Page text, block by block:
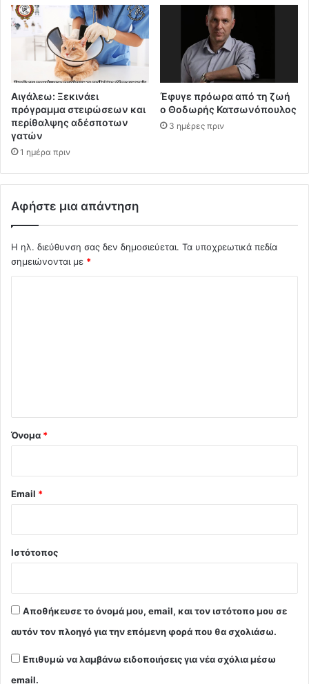
Αιγάλεω: Ξεκινάει
πρόγραμμα στειρώσεων και
περίθαλψης αδέσποτων
γατών
1 ημέρα πριν
Έφυγε πρόωρα από τη ζωή
ο Θοδωρής Κατσωνόπουλος
3 ημέρες πριν
Αφήστε μια απάντηση
Η ηλ. διεύθυνση σας δεν δημοσιεύεται. Τα υποχρεωτικά πεδία
σημειώνονται με *
Όνομα *
Email *
Ιστότοπος
Αποθήκευσε το όνομά μου, email, και τον ιστότοπο μου σε
αυτόν τον πλοηγό για την επόμενη φορά που θα σχολιάσω.
Επιθυμώ να λαμβάνω ειδοποιήσεις για νέα σχόλια μέσω
email.